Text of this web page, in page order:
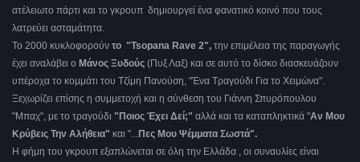
ατέλειωτο πάρτι και το γκρουπ δημιουργεί ένα φανατικό κοινό που τους
λατρεύει ασταμάτητα.
Το 2000 κυκλοφορούν το "Tsopana Rave 2", την επιμέλεια της παραγωγής
έχει αναλάβει ο Μάνος Ξυδούς (Πυξ Λαξ) και σε αυτό το δίσκο διασκευάζουν
υπέροχα το κομμάτι του Τζίμη Πανούση, "Ένα Τραγούδι Για το Χειμώνα".
Ξεχωρίζει επίσης η συμμετοχή και η σύνθεση του Γιάννη Σπυρόπουλου
"Μπαχ", με το τραγούδι "Ποιος Έχει Δεί;" αλλά και τα καταπληκτικά "Αν Μου
Κρύβεις Την Αλήθεια" και "... Πες Μου Ψέμματα Σωστά".
Η φήμη του γκρουπ εξαπλώνεται σε όλη την Ελλάδα , οι συναυλίες είναι